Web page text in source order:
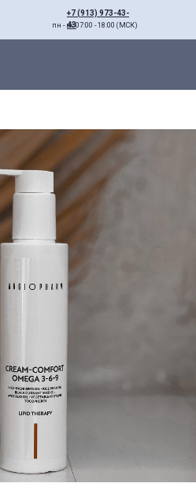
+7 (913) 973-43-
43
пн - вс 07:00 - 18:00 (МСК)